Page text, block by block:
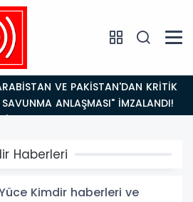
ANLAŞMASI" İMZALANDI!
Haberleri
Kimdir haberleri ve